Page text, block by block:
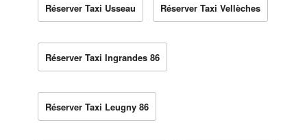
Réserver Taxi Usseau Réserver Taxi Vellèches
Réserver Taxi Ingrandes 86
Réserver Taxi Leugny 86